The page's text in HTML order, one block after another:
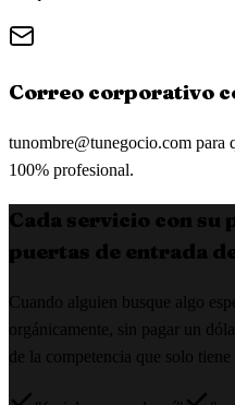
Correo corporativo
tunombre@tunegocio.com para
100% profesional.
Cada servicio con su
puertas de entrada
Cuando alguien busque algo
orgánicamente, sin pagar un
de la competencia que solo tiene